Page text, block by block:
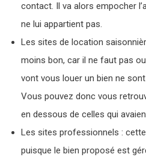
contact. Il va alors empocher
ne lui appartient pas.
Les sites de location
moins bon, car il ne faut pas
vont vous louer un bien ne
Vous pouvez donc vous
en dessous de celles qui
Les sites professionnels :
puisque le bien proposé est